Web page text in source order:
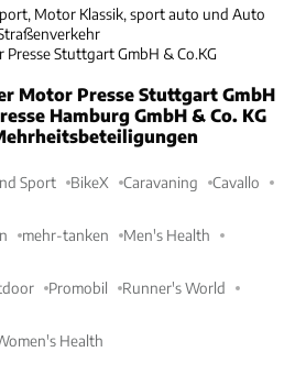
Motor Klassik, sport auto und Auto
Stuttgart GmbH & Co.KG
Motor Presse Stuttgart GmbH
Hamburg GmbH & Co. KG
Sport BikeX Caravaning Cavallo
mehr-tanken Men's Health
Promobil Runner's World
Health